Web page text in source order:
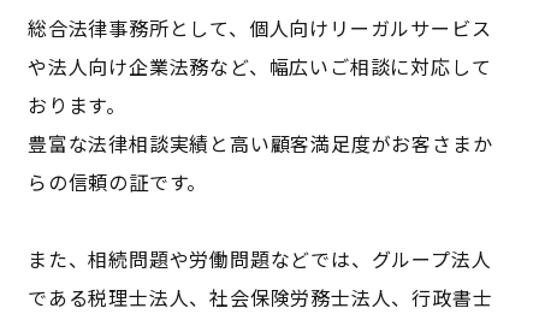
総合法律事務所として、個人向けリーガルサービス
や法人向け企業法務など、幅広いご相談に対応して
おります。
豊富な法律相談実績と高い顧客満足度がお客さまか
らの信頼の証です。
また、相続問題や労働問題などでは、グループ法人
である税理士法人、社会保険労務士法人、行政書士